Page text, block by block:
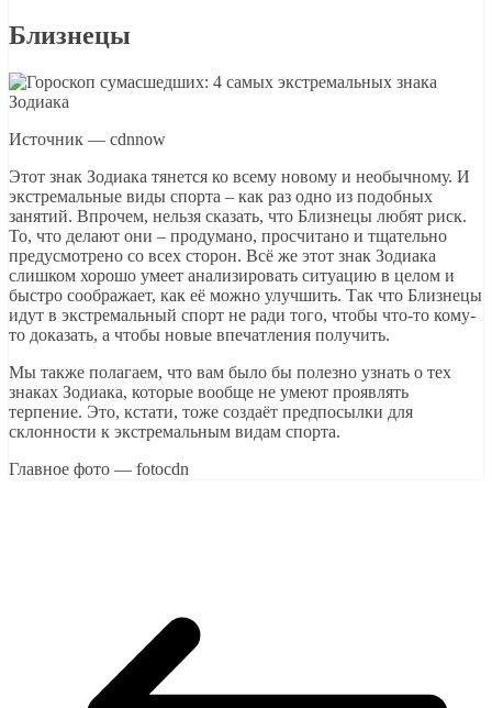
Близнецы
Источник — cdnnow
Этот знак Зодиака тянется ко всему новому и необычному. И
экстремальные виды спорта – как раз одно из подобных
занятий. Впрочем, нельзя сказать, что Близнецы любят риск.
То, что делают они – продумано, просчитано и тщательно
предусмотрено со всех сторон. Всё же этот знак Зодиака
слишком хорошо умеет анализировать ситуацию в целом и
быстро соображает, как её можно улучшить. Так что Близнецы
идут в экстремальный спорт не ради того, чтобы что-то кому-
то доказать, а чтобы новые впечатления получить.
Мы также полагаем, что вам было бы полезно узнать о тех
знаках Зодиака, которые вообще не умеют проявлять
терпение. Это, кстати, тоже создаёт предпосылки для
склонности к экстремальным видам спорта.
Главное фото — fotocdn